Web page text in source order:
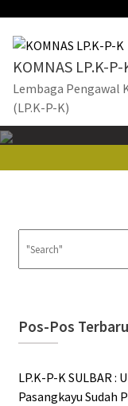
content
KOMNAS LP.K-P-
Lembaga Pengawal
(LP.K-P-K)
Pos-Pos Terbaru
LP.K-P-K SULBAR :
Pasangkayu Sudah